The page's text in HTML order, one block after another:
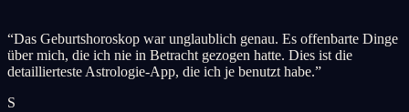
“Das Geburtshoroskop war unglaublich genau. Es offenbarte Dinge
über mich, die ich nie in Betracht gezogen hatte. Dies ist die
detaillierteste Astrologie-App, die ich je benutzt habe.”
S